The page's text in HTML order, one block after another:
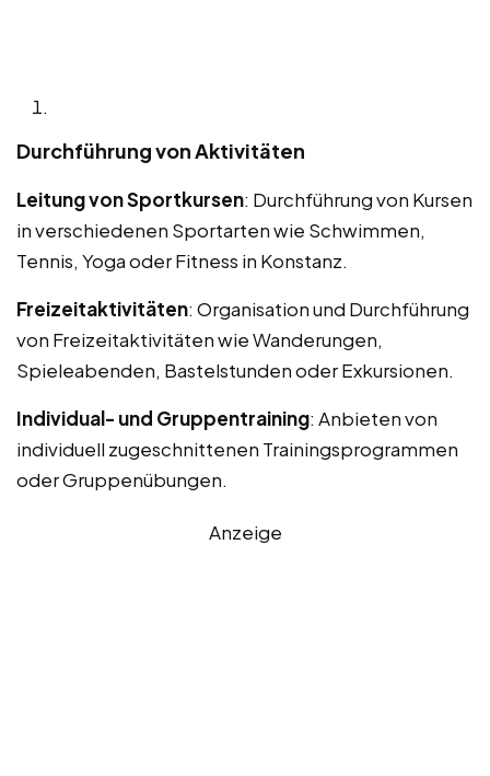
Durchführung von Aktivitäten
Leitung von Sportkursen: Durchführung von Kursen
in verschiedenen Sportarten wie Schwimmen,
Tennis, Yoga oder Fitness in Konstanz.
Freizeitaktivitäten: Organisation und Durchführung
von Freizeitaktivitäten wie Wanderungen,
Spieleabenden, Bastelstunden oder Exkursionen.
Individual- und Gruppentraining: Anbieten von
individuell zugeschnittenen Trainingsprogrammen
oder Gruppenübungen.
Anzeige